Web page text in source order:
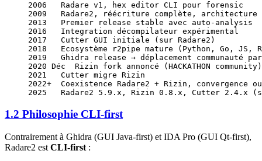
2006   Radare v1, hex editor CLI pour forensic
2009   Radare2, réécriture complète, architecture
2013   Premier release stable avec auto-analysis
2016   Integration décompilateur expérimental
2017   Cutter GUI initiale (sur Radare2)
2018   Ecosystème r2pipe mature (Python, Go, JS,
2019   Ghidra release → déplacement communauté
2020 Déc  Rizin fork annoncé (HACKATHON community)
2021   Cutter migre Rizin
2022+  Coexistence Radare2 + Rizin, convergence
2025   Radare2 5.9.x, Rizin 0.8.x, Cutter 2.4.x
1.2 Philosophie CLI-first
Contrairement à Ghidra (GUI Java-first) et IDA Pro (GUI Qt-first),
Radare2 est CLI-first :